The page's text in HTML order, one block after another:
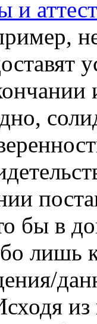
и
не
бы в
лишь